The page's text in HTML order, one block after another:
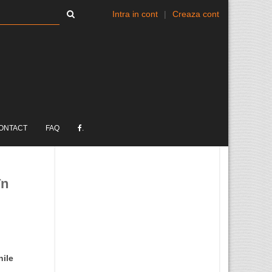
Intra in cont | Creaza cont
FAQ .